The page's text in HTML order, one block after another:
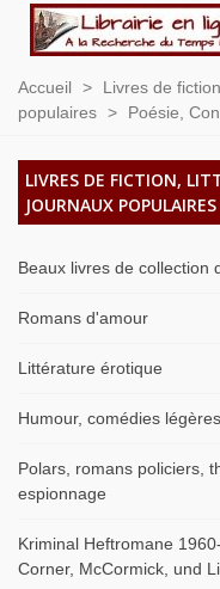
Accueil >
Livres de
populaires > Poésie,
LIVRES DE FICTION,
JOURNAUX POPULAIRES
Beaux livres de collection
Romans d'amour
Littérature érotique
Humour, comédies
Polars, romans policiers,
espionnage
Kriminal Heftromane
Corner, McCormick, und